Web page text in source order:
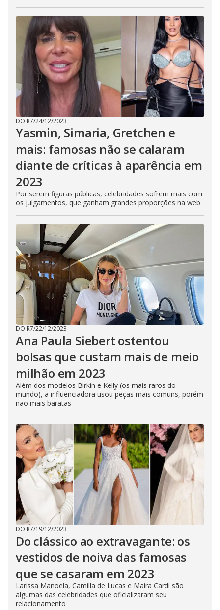
DO R7/24/12/2023
Yasmin, Simaria, Gretchen e
mais: famosas não se calaram
diante de críticas à aparência em
2023
Por serem figuras públicas, celebridades sofrem mais com
os julgamentos, que ganham grandes proporções na web
DO R7/22/12/2023
Ana Paula Siebert ostentou
bolsas que custam mais de meio
milhão em 2023
Além dos modelos Birkin e Kelly (os mais raros do
mundo), a influenciadora usou peças mais comuns, porém
não mais baratas
DO R7/19/12/2023
Do clássico ao extravagante: os
vestidos de noiva das famosas
que se casaram em 2023
Larissa Manoela, Camilla de Lucas e Maíra Cardi são
algumas das celebridades que oficializaram seu
relacionamento